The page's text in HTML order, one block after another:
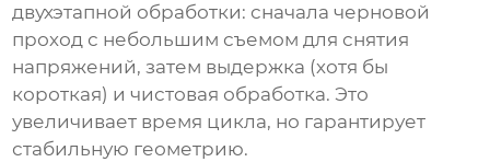
двухэтапной обработки: сначала черновой
проход с небольшим съемом для снятия
напряжений, затем выдержка (хотя бы
короткая) и чистовая обработка. Это
увеличивает время цикла, но гарантирует
стабильную геометрию.